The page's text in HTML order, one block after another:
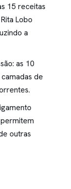
15 receitas
Lobo
a
as 10
de
outras